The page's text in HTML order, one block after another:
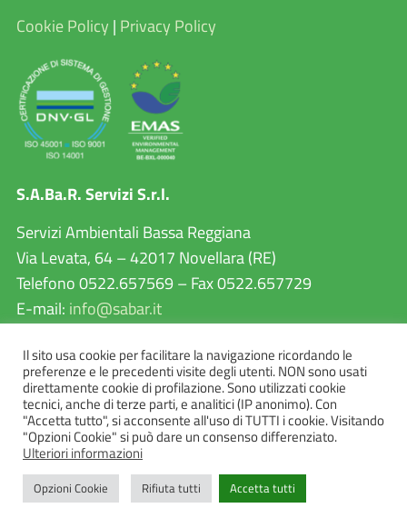
Cookie Policy | Privacy Policy
S.A.Ba.R. Servizi S.r.l.
Servizi Ambientali Bassa Reggiana
Via Levata, 64 – 42017 Novellara (RE)
Telefono 0522.657569 – Fax 0522.657729
E-mail: info@sabar.it
P.IVA 02460240357
PEC:sabarservizisrl@pec.it
Il sito usa cookie per facilitare la navigazione ricordando le
preferenze e le precedenti visite degli utenti. NON sono usati
direttamente cookie di profilazione. Sono utilizzati cookie
tecnici, anche di terze parti, e analitici (IP anonimo). Con
"Accetta tutto", si acconsente all'uso di TUTTI i cookie. Visitando
"Opzioni Cookie" si può dare un consenso differenziato.
Ulteriori informazioni
Opzioni Cookie Rifiuta tutti Accetta tutti